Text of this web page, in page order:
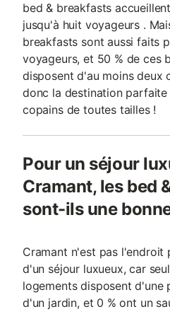
bed & breakfasts
jusqu'à huit voyageurs .
breakfasts sont aussi faits
voyageurs, et 50 % de ces
disposent d'au moins deux
donc la destination
copains de toutes tailles !
Pour un séjour
Cramant, les bed
sont-ils une
Cramant n'est pas
d'un séjour luxueux, car
logements disposent d'une
d'un jardin, et 0 % ont un